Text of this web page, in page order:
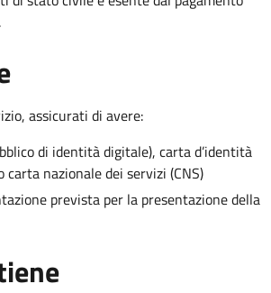
assicurati di avere:
di identità digitale), carta d’identità
carta nazionale dei servizi (CNS)
prevista per la presentazione della